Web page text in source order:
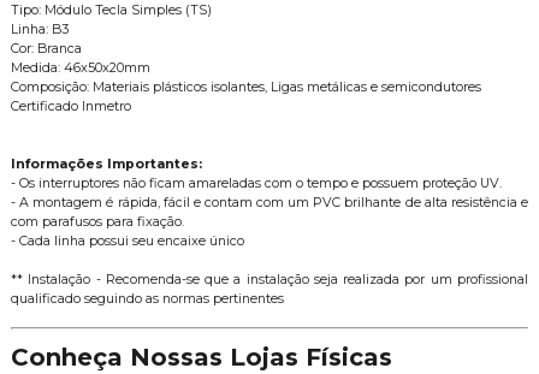
Tipo: Módulo Tecla Simples (TS)
Linha: B3
Cor: Branca
Medida: 46x50x20mm
Composição: Materiais plásticos isolantes, Ligas metálicas e semicondutores
Certificado Inmetro
Informações Importantes:
- Os interruptores não ficam amareladas com o tempo e possuem proteção UV.
- A montagem é rápida, fácil e contam com um PVC brilhante de alta resistência e
com parafusos para fixação.
- Cada linha possui seu encaixe único
** Instalação - Recomenda-se que a instalação seja realizada por um profissional
qualificado seguindo as normas pertinentes
Conheça Nossas Lojas Físicas